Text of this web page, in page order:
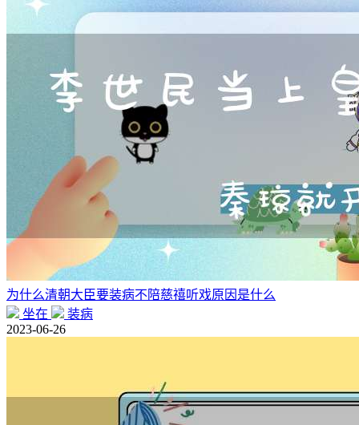
为什么清朝大臣要装病不陪慈禧听戏原因是什么
坐在
装病
2023-06-26